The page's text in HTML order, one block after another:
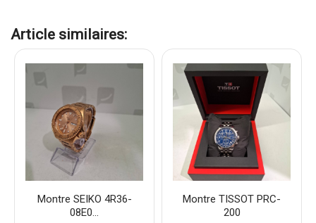
Article similaires:
Montre SEIKO 4R36-
08E0...
Montre TISSOT PRC-
200